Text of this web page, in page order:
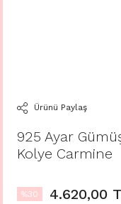
Ürünü Paylaş
925 Ayar
Kolye Carmine
%30 4.620,00